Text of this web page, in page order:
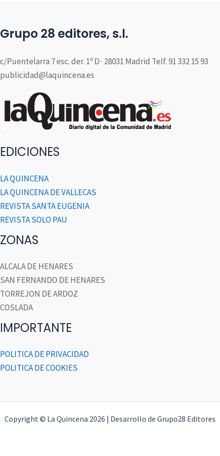
Grupo 28 editores, s.l.
c/Puentelarra 7 esc. der. 1º D · 28031 Madrid Telf. 91 332 15 93
publicidad@laquincena.es
EDICIONES
LA QUINCENA
LA QUINCENA DE VALLECAS
REVISTA SANTA EUGENIA
REVISTA SOLO PAU
ZONAS
ALCALA DE HENARES
SAN FERNANDO DE HENARES
TORREJON DE ARDOZ
COSLADA
IMPORTANTE
POLITICA DE PRIVACIDAD
POLITICA DE COOKIES
Copyright © La Quincena 2026 | Desarrollo de Grupo28 Editores